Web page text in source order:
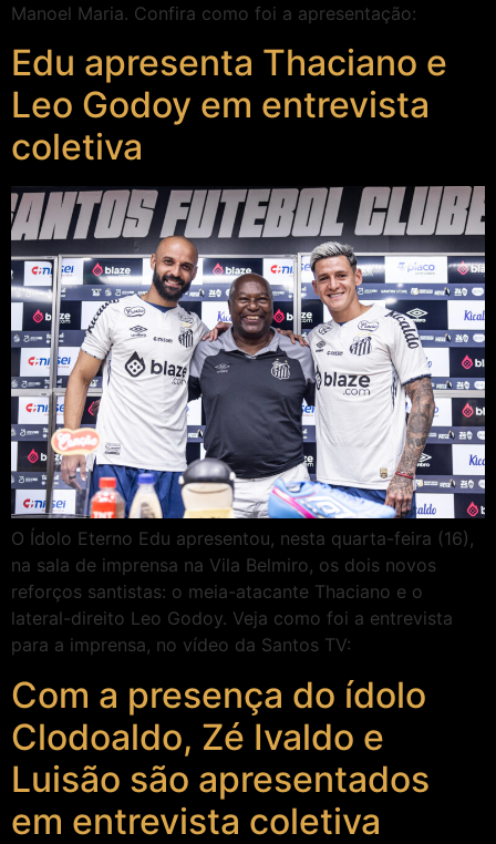
Manoel Maria. Confira como foi a apresentação:
Edu apresenta Thaciano e
Leo Godoy em entrevista
coletiva
O Ídolo Eterno Edu apresentou, nesta quarta-feira (16),
na sala de imprensa na Vila Belmiro, os dois novos
reforços santistas: o meia-atacante Thaciano e o
lateral-direito Leo Godoy. Veja como foi a entrevista
para a imprensa, no vídeo da Santos TV:
Com a presença do ídolo
Clodoaldo, Zé Ivaldo e
Luisão são apresentados
em entrevista coletiva